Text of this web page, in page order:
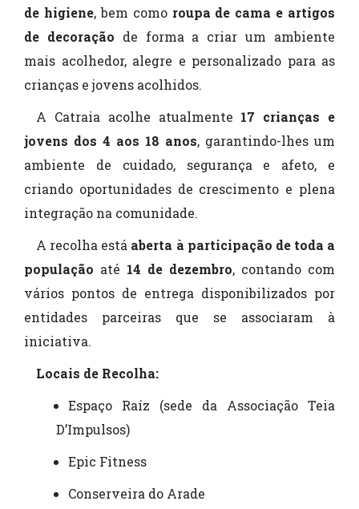
de higiene, bem como roupa de cama e artigos
de decoração de forma a criar um ambiente
mais acolhedor, alegre e personalizado para as
crianças e jovens acolhidos.
A Catraia acolhe atualmente 17 crianças e
jovens dos 4 aos 18 anos, garantindo-lhes um
ambiente de cuidado, segurança e afeto, e
criando oportunidades de crescimento e plena
integração na comunidade.
A recolha está aberta à participação de toda a
população até 14 de dezembro, contando com
vários pontos de entrega disponibilizados por
entidades parceiras que se associaram à
iniciativa.
Locais de Recolha:
Espaço Raíz (sede da Associação Teia
D’Impulsos)
Epic Fitness
Conserveira do Arade